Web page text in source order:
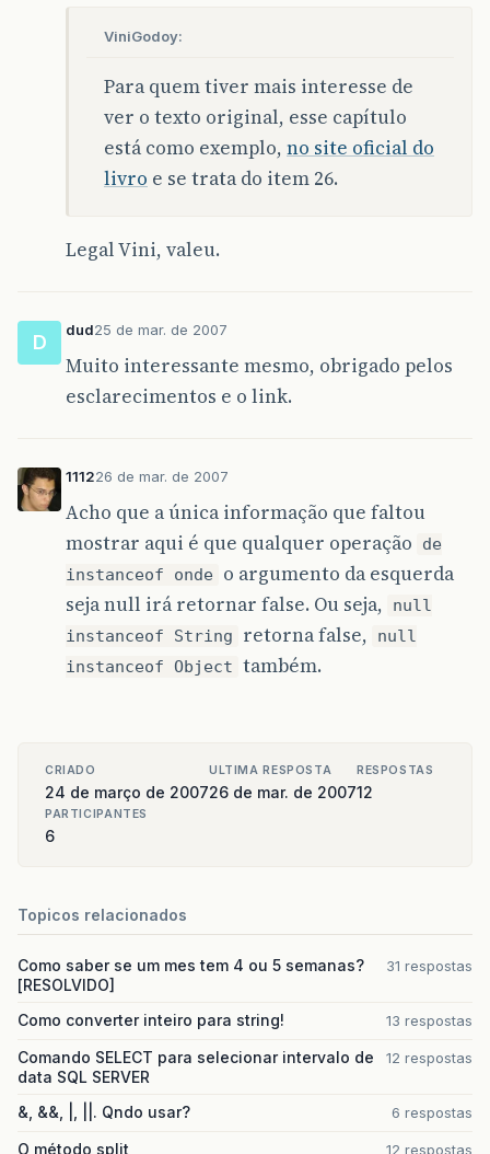
ViniGodoy:
Para quem tiver mais interesse de
ver o texto original, esse capítulo
está como exemplo, no site oficial do
livro e se trata do item 26.
Legal Vini, valeu.
D
dud25 de mar. de 2007
Muito interessante mesmo, obrigado pelos
esclarecimentos e o link.
111226 de mar. de 2007
Acho que a única informação que faltou
mostrar aqui é que qualquer operação
de
instanceof onde o argumento da esquerda
seja null irá retornar false. Ou seja,
null
instanceof String
retorna false,
null
instanceof Object também.
CRIADO
24 de março de 2007
ULTIMA RESPOSTA
26 de mar. de 2007
RESPOSTAS
12
PARTICIPANTES
6
Topicos relacionados
Como saber se um mes tem 4 ou 5 semanas?
[RESOLVIDO]
31 respostas
Como converter inteiro para string! 13 respostas
Comando SELECT para selecionar intervalo de
data SQL SERVER
12 respostas
&, &&, |, ||. Qndo usar? 6 respostas
O método split 12 respostas